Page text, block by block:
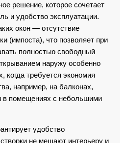
решение, которое сочетает
и удобство эксплуатации.
окон — отсутствие
(импоста), что позволяет при
полностью свободный
наружу особенно
когда требуется экономия
например, на балконах,
в помещениях с небольшими
удобство
не мешают интерьеру и